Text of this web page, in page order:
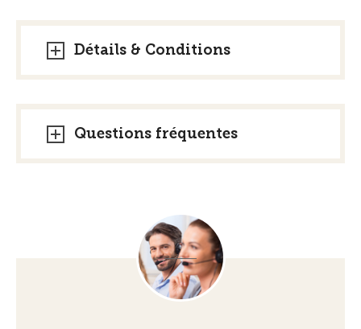
Détails & Conditions
Questions fréquentes